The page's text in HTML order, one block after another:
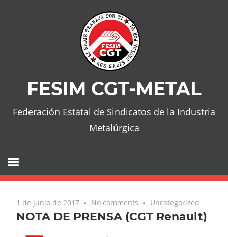
FESIM CGT-METAL
Federación Estatal de Sindicatos de la Industria
Metalúrgica
1 de junio de 2017 No comments Uncategorized
NOTA DE PRENSA (CGT Renault)